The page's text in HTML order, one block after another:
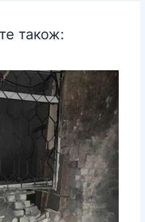
також: